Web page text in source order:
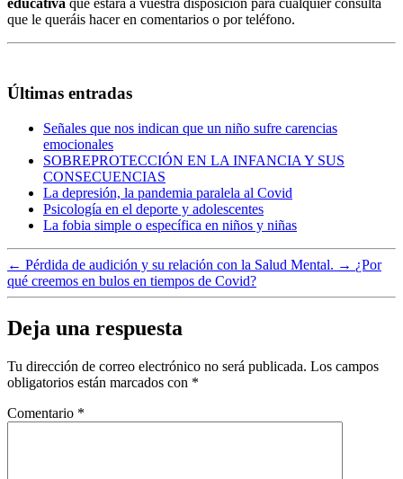
que le queráis hacer en comentarios o por teléfono.
Últimas entradas
Señales que nos indican que un niño sufre carencias
emocionales
SOBREPROTECCIÓN EN LA INFANCIA Y SUS
CONSECUENCIAS
La depresión, la pandemia paralela al Covid
Psicología en el deporte y adolescentes
La fobia simple o específica en niños y niñas
← Pérdida de audición y su relación con la Salud Mental. → ¿Por
qué creemos en bulos en tiempos de Covid?
Deja una respuesta
Tu dirección de correo electrónico no será publicada. Los campos
obligatorios están marcados con *
Comentario *